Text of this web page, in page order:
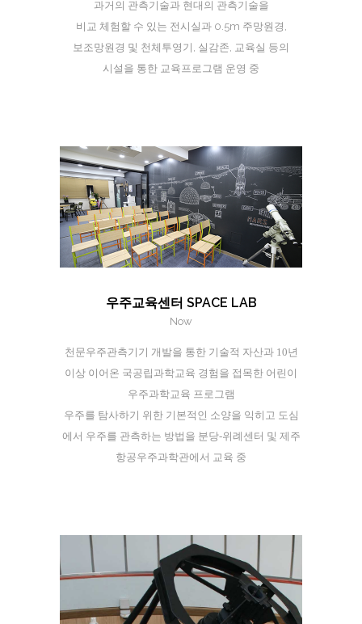
과거의 관측기술과 현대의 관측기술을
비교 체험할 수 있는 전시실과 0.5m 주망원경,
보조망원경 및 천체투영기, 실감존, 교육실 등의
시설을 통한 교육프로그램 운영 중
우주교육센터 SPACE LAB
Now
천문우주관측기기 개발을 통한 기술적 자산과 10년
이상 이어온 국공립과학교육 경험을 접목한 어린이
우주과학교육 프로그램
우주를 탐사하기 위한 기본적인 소양을 익히고 도심
에서 우주를 관측하는 방법을 분당-위례센터 및 제주
항공우주과학관에서 교육 중